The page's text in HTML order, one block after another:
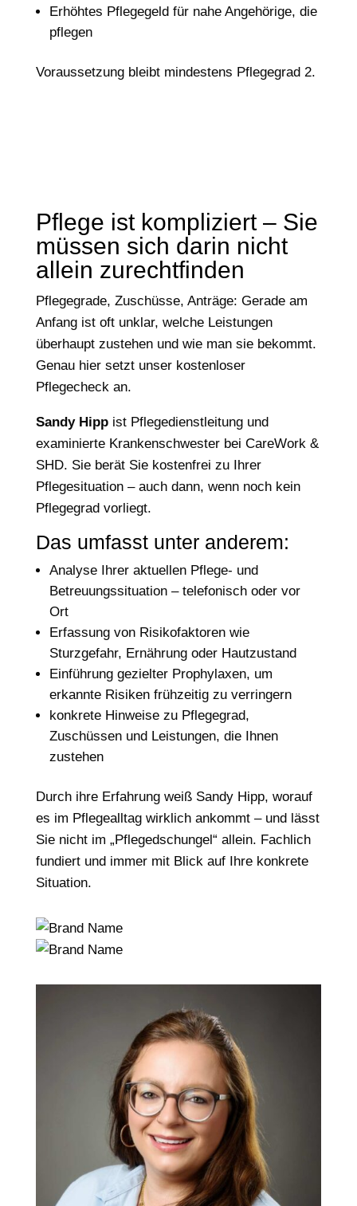
Erhöhtes Pflegegeld für nahe Angehörige, die
pflegen
Voraussetzung bleibt mindestens Pflegegrad 2.
Pflege ist kompliziert – Sie
müssen sich darin nicht
allein zurechtfinden
Pflegegrade, Zuschüsse, Anträge: Gerade am
Anfang ist oft unklar, welche Leistungen
überhaupt zustehen und wie man sie bekommt.
Genau hier setzt unser kostenloser
Pflegecheck an.
Sandy Hippist Pflegedienstleitung und
examinierte Krankenschwester bei CareWork &
SHD. Sie berät Sie kostenfrei zu Ihrer
Pflegesituation – auch dann, wenn noch kein
Pflegegrad vorliegt.
Das umfasst unter anderem:
Analyse Ihrer aktuellen Pflege- und
Betreuungssituation – telefonisch oder vor
Ort
Erfassung von Risikofaktoren wie
Sturzgefahr, Ernährung oder Hautzustand
Einführung gezielter Prophylaxen, um
erkannte Risiken frühzeitig zu verringern
konkrete Hinweise zu Pflegegrad,
Zuschüssen und Leistungen, die Ihnen
zustehen
Durch ihre Erfahrung weiß Sandy Hipp, worauf
es im Pflegealltag wirklich ankommt – und lässt
Sie nicht im „Pflegedschungel“ allein. Fachlich
fundiert und immer mit Blick auf Ihre konkrete
Situation.